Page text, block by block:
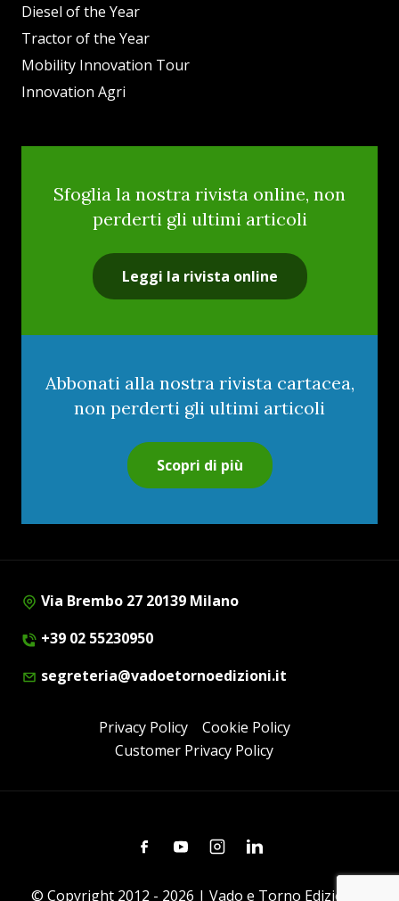
Diesel of the Year
Tractor of the Year
Mobility Innovation Tour
Innovation Agri
Sfoglia la nostra rivista online, non
perderti gli ultimi articoli
Leggi la rivista online
Abbonati alla nostra rivista cartacea,
non perderti gli ultimi articoli
Scopri di più
Via Brembo 27 20139 Milano
+39 02 55230950
segreteria@vadoetornoedizioni.it
Privacy Policy
Cookie Policy
Customer Privacy Policy
FacebookYoutubeInstagramLinkedin
© Copyright 2012 - 2026 | Vado e Torno Edizioni |